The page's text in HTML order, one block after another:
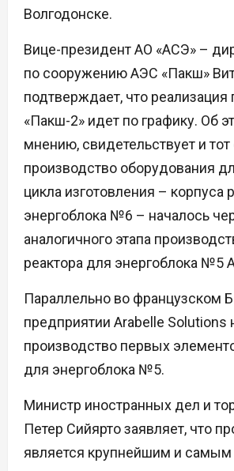
Волгодонске.
Вице-президент АО «АСЭ» –
по сооружению АЭС «Пакш»
подтверждает, что реализация
«Пакш-2» идет по графику. Об
мнению, свидетельствует и тот
производство оборудования
цикла изготовления – корпуса
энергоблока №6 – началось
аналогичного этапа
реактора для энергоблока №5
Параллельно во французском
предприятии Arabelle Solutions
производство первых
для энергоблока №5.
Министр иностранных дел и
Петер Сийярто заявляет, что
является крупнейшим и